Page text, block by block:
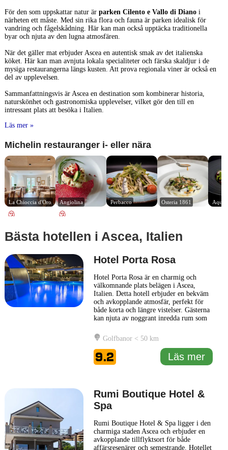
För den som uppskattar natur är parken Cilento e Vallo di Dianoi
närheten ett måste. Med sin rika flora och fauna är parken idealisk för
vandring och fågelskådning. Här kan man också upptäcka traditionella
byar och njuta av den lugna atmosfären.
När det gäller mat erbjuder Ascea en autentisk smak av det italienska
köket. Här kan man avnjuta lokala specialiteter och färska skaldjur i de
mysiga restaurangerna längs kusten. Att prova regionala viner är också en
del av upplevelsen.
Sammanfattningsvis är Ascea en destination som kombinerar historia,
naturskönhet och gastronomiska upplevelser, vilket gör den till en
intressant plats att besöka i Italien.
Läs mer »
Michelin restauranger i- eller nära
La Chioccia d'Oro Angiolina Perbacco Osteria 1861
Bästa hotellen i Ascea, Italien
Hotel Porta Rosa
Hotel Porta Rosa är en charmig och
välkomnande plats belägen i Ascea,
Italien. Detta hotell erbjuder en bekväm
och avkopplande atmosfär, perfekt för
både korta och längre vistelser. Gästerna
kan njuta av noggrant inredda rum som
italiensk komfort. Varje rum är utformat
för att ge en lugn miljö, med
bekvämligheter som luftkonditionering
och gratis Wi-Fi. Hotellet
... Läs mer
Golfbanor < 50 km
9.2 Läs mer
Rumi Boutique Hotel &
Spa
Rumi Boutique Hotel & Spa ligger i den
charmiga staden Ascea och erbjuder en
avkopplande tillflyktsort för både
affärsresenärer och semestrande. Hotellet